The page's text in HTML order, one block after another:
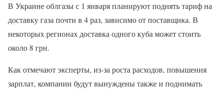
В Украине облгазы с 1 января планируют поднять тариф на
доставку газа почти в 4 раз, зависимо от поставщика. В
некоторых регионах доставка одного куба может стоить
около 8 грн.
Как отмечают эксперты, из-за роста расходов, повышения
зарплат, компании будут вынуждены также и поднимать